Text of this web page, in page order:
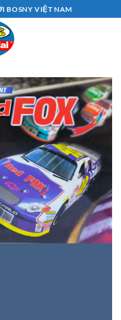
BOSNY VIỆT NAM